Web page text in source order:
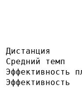
Дистанция
Средний темп
Эффективность
Эффективность